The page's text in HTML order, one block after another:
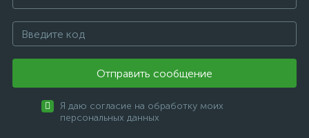
Отправить сообщение
Я даю согласие на обработку моих
персональных данных